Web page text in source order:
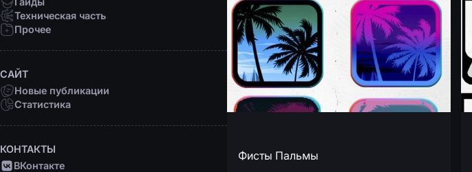
Техническая часть
Прочее
САЙТ
Новые публикации
Статистика
КОНТАКТЫ
ВКонтакте
Фисты Пальмы